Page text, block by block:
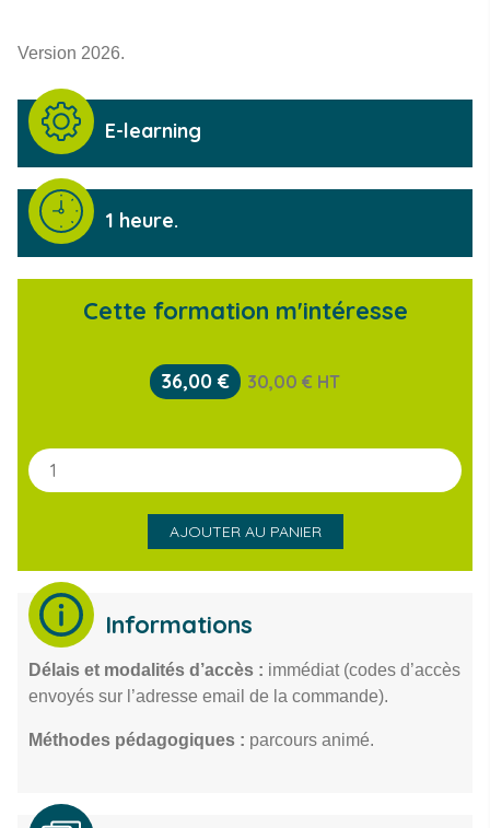
Version 2026.
Type de formation
E-learning
Durée de la formation
1 heure.
Cette formation m'intéresse
36,00 € 30,00 € HT
Quantité
AJOUTER AU PANIER
Informations
Délais et modalités d’accès : immédiat (codes d’accès
envoyés sur l’adresse email de la commande).
Méthodes pédagogiques : parcours animé.